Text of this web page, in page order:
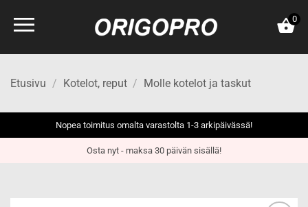
0
Etusivu / Kotelot, reput / Molle kotelot ja taskut
Nopea toimitus omalta varastolta 1-3 arkipäivässä!
Osta nyt - maksa 30 päivän sisällä!